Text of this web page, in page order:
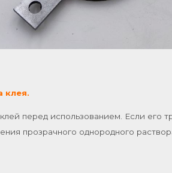
клея.
перед использованием. Если его
прозрачного однородного